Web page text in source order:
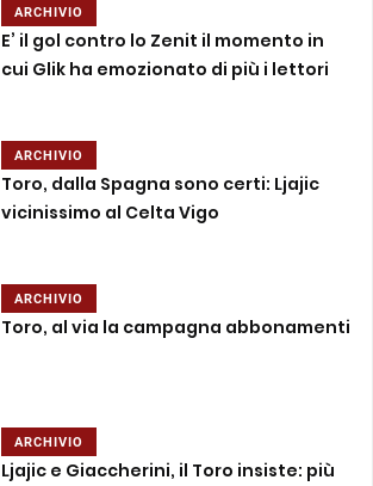
ARCHIVIO
E’ il gol contro lo Zenit il momento in
cui Glik ha emozionato di più i lettori
ARCHIVIO
Toro, dalla Spagna sono certi: Ljajic
vicinissimo al Celta Vigo
ARCHIVIO
Toro, al via la campagna abbonamenti
ARCHIVIO
Ljajic e Giaccherini, il Toro insiste: più